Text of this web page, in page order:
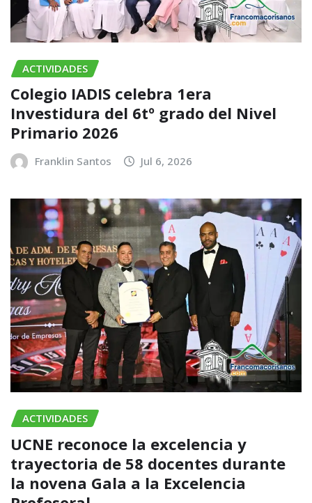
ACTIVIDADES
Colegio IADIS celebra 1era
Investidura del 6tº grado del Nivel
Primario 2026
Franklin Santos Jul 6, 2026
ACTIVIDADES
UCNE reconoce la excelencia y
trayectoria de 58 docentes durante
la novena Gala a la Excelencia